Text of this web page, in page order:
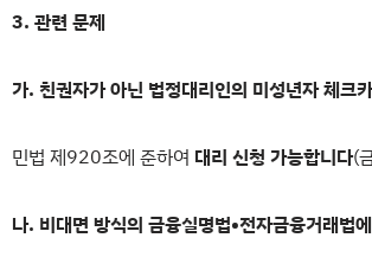
3. 관련 문제
가. 친권자가 아닌 법정대리인의 미성년자 체크
민법 제920조에 준하여 대리 신청 가능합니다(
나. 비대면 방식의 금융실명법•전자금융거래법